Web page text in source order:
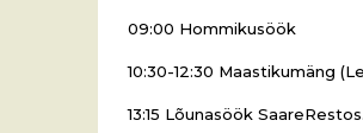
09:00 Hommikusöök
10:30-12:30 Maastikumäng
13:15 Lõunasöök